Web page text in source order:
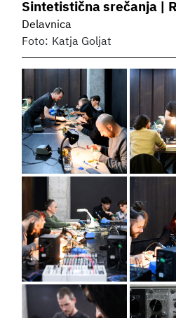
Sintetistična srečanja |
Delavnica
Foto: Katja Goljat